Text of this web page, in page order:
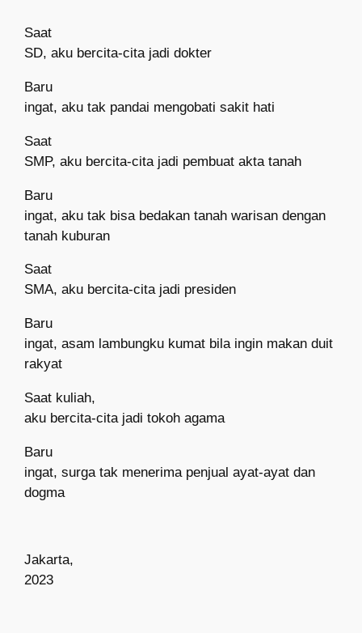
Saat
SD, aku bercita-cita jadi dokter
Baru
ingat, aku tak pandai mengobati sakit hati
Saat
SMP, aku bercita-cita jadi pembuat akta tanah
Baru
ingat, aku tak bisa bedakan tanah warisan dengan
tanah kuburan
Saat
SMA, aku bercita-cita jadi presiden
Baru
ingat, asam lambungku kumat bila ingin makan duit
rakyat
Saat kuliah,
aku bercita-cita jadi tokoh agama
Baru
ingat, surga tak menerima penjual ayat-ayat dan
dogma
Jakarta,
2023